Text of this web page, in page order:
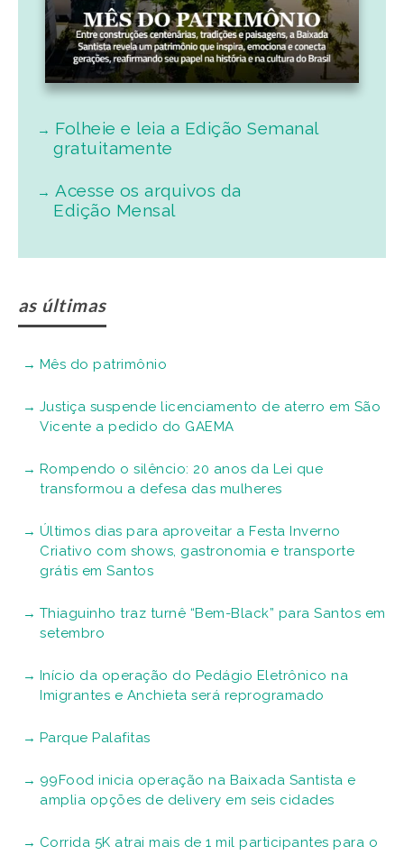
Folheie e leia a Edição Semanal
gratuitamente
Acesse os arquivos da
Edição Mensal
as últimas
Mês do patrimônio
Justiça suspende licenciamento de aterro em São
Vicente a pedido do GAEMA
Rompendo o silêncio: 20 anos da Lei que
transformou a defesa das mulheres
Últimos dias para aproveitar a Festa Inverno
Criativo com shows, gastronomia e transporte
grátis em Santos
Thiaguinho traz turnê “Bem-Black” para Santos em
setembro
Início da operação do Pedágio Eletrônico na
Imigrantes e Anchieta será reprogramado
Parque Palafitas
99Food inicia operação na Baixada Santista e
amplia opções de delivery em seis cidades
Corrida 5K atrai mais de 1 mil participantes para o